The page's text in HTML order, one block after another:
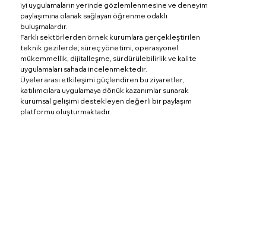
iyi uygulamaların yerinde gözlemlenmesine ve deneyim
paylaşımına olanak sağlayan öğrenme odaklı
buluşmalardır.
Farklı sektörlerden örnek kurumlara gerçekleştirilen
teknik gezilerde; süreç yönetimi, operasyonel
mükemmellik, dijitalleşme, sürdürülebilirlik ve kalite
uygulamaları sahada incelenmektedir.
Üyeler arası etkileşimi güçlendiren bu ziyaretler,
katılımcılara uygulamaya dönük kazanımlar sunarak
kurumsal gelişimi destekleyen değerli bir paylaşım
platformu oluşturmaktadır.